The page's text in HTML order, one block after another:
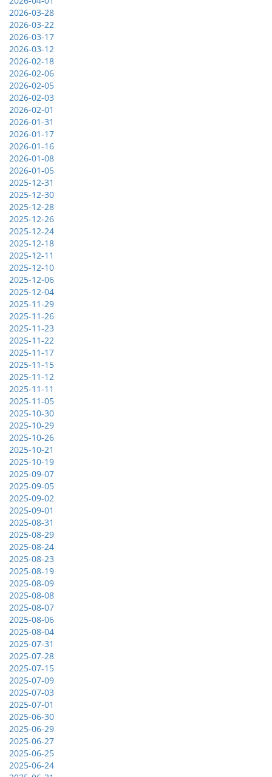
2026-03-28
2026-03-22
2026-03-17
2026-03-12
2026-02-18
2026-02-06
2026-02-05
2026-02-03
2026-02-01
2026-01-31
2026-01-17
2026-01-16
2026-01-08
2026-01-05
2025-12-31
2025-12-30
2025-12-28
2025-12-26
2025-12-24
2025-12-18
2025-12-11
2025-12-10
2025-12-06
2025-12-04
2025-11-29
2025-11-26
2025-11-23
2025-11-22
2025-11-17
2025-11-15
2025-11-12
2025-11-11
2025-11-05
2025-10-30
2025-10-29
2025-10-26
2025-10-21
2025-10-19
2025-09-07
2025-09-05
2025-09-02
2025-09-01
2025-08-31
2025-08-29
2025-08-24
2025-08-23
2025-08-19
2025-08-09
2025-08-08
2025-08-07
2025-08-06
2025-08-04
2025-07-31
2025-07-28
2025-07-15
2025-07-09
2025-07-03
2025-07-01
2025-06-30
2025-06-29
2025-06-27
2025-06-25
2025-06-24